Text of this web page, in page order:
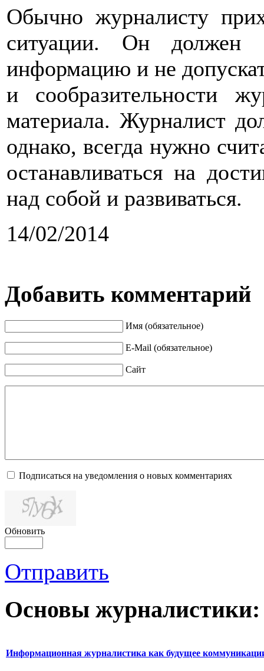
Обычно журналисту
ситуации. Он должен
информацию и не
и сообразительности
материала. Журналист
однако, всегда нужно
останавливаться на
над собой и развиваться.
14/02/2014
Добавить комментарий
Имя (обязательное)
E-Mail (обязательное)
Сайт
Подписаться на уведомления о новых комментариях
Обновить
Отправить
Основы журналистики:
Информационная журналистика как будущее